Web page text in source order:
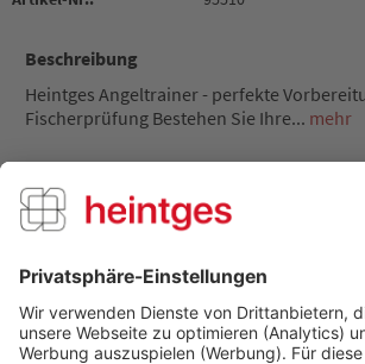
Beschreibung
Heintges Angeltrainer - perfekte
Fischerprüfung Bestehen Sie Ihre... mehr
Kunden haben sich ebenfalls angesehen
Über uns